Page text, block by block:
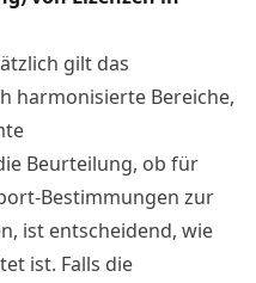
gilt das
harmonisierte Bereiche,
Beurteilung, ob für
Bestimmungen zur
ist entscheidend, wie
ist. Falls die